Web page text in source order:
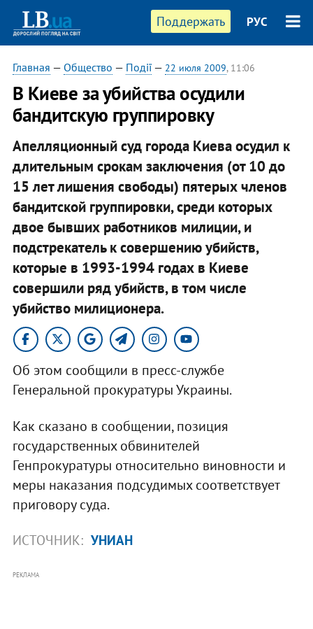
Поддержать РУС
Главная — Общество — Події— 22 июля 2009, 11:06
В Киеве за убийства осудили
бандитскую группировку
Апелляционный суд города Киева осудил к
длительным срокам заключения (от 10 до
15 лет лишения свободы) пятерых членов
бандитской группировки, среди которых
двое бывших работников милиции, и
подстрекатель к совершению убийств,
которые в 1993-1994 годах в Киеве
совершили ряд убийств, в том числе
убийство милиционера.
Об этом сообщили в пресс-службе
Генеральной прокуратуры Украины.
Как сказано в сообщении, позиция
государственных обвинителей
Генпрокуратуры относительно виновности и
меры наказания подсудимых соответствует
приговору суда.
ИСТОЧНИК: УНИАН
РЕКЛАМА